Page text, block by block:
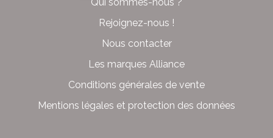
Rejoignez-nous !
Nous contacter
Les marques Alliance
Conditions générales de vente
Mentions légales et protection des données